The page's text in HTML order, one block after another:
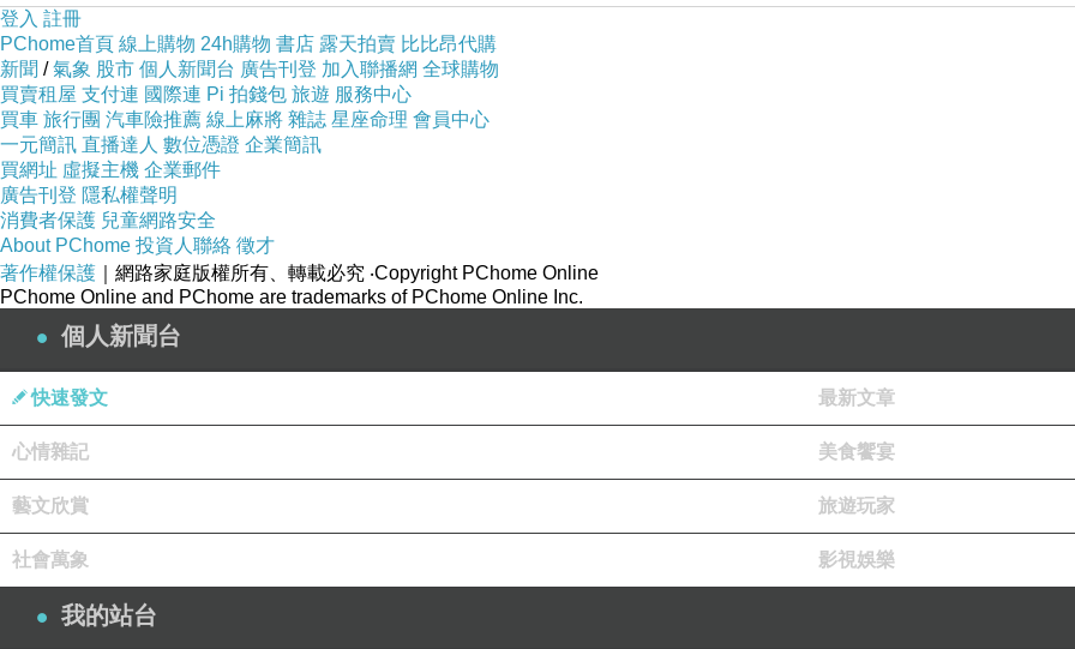
上一篇：
下一篇：在柬埔寨已诞B 朴有天旧爱逃亡返韩被捕
登入 註冊
PChome首頁 線上購物 24h購物 書店 露天拍賣 比比昂代購
新聞 /氣象 股市 個人新聞台 廣告刊登 加入聯播網 全球購物
買賣租屋 支付連 國際連 Pi 拍錢包 旅遊 服務中心
買車 旅行團 汽車險推薦 線上麻將 雜誌 星座命理 會員中心
一元簡訊 直播達人 數位憑證 企業簡訊
買網址 虛擬主機 企業郵件
廣告刊登 隱私權聲明
消費者保護 兒童網路安全
About PChome 投資人聯絡 徵才
著作權保護 ｜網路家庭版權所有、轉載必究 ‧Copyright PChome Online
PChome Online and PChome are trademarks of PChome Online Inc.
個人新聞台
快速發文 最新文章
心情雜記 美食饗宴
藝文欣賞 旅遊玩家
社會萬象 影視娛樂
我的站台